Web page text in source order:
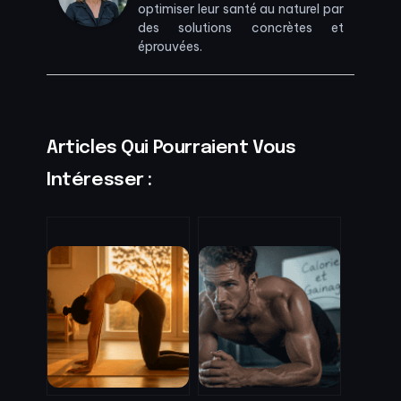
optimiser leur santé au naturel par
des solutions concrètes et
éprouvées.
Articles Qui Pourraient Vous
Intéresser :